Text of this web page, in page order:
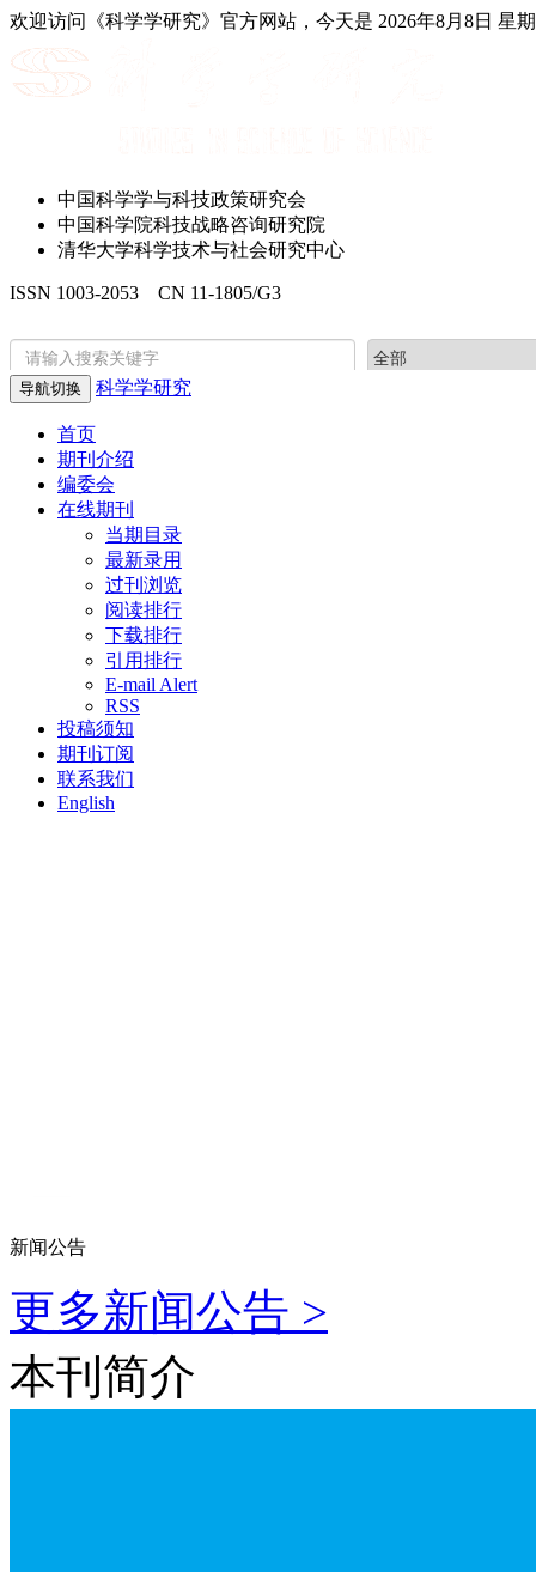
欢迎访问《科学学研究》官方网站，今天是 2026年8月8日 星
中国科学学与科技政策研究会
中国科学院科技战略咨询研究院
清华大学科学技术与社会研究中心
ISSN 1003-2053 CN 11-1805/G3
导航切换 科学学研究
首页
期刊介绍
编委会
在线期刊
当期目录
最新录用
过刊浏览
阅读排行
下载排行
引用排行
E-mail Alert
RSS
投稿须知
期刊订阅
联系我们
English
新闻公告
更多新闻公告 >
本刊简介